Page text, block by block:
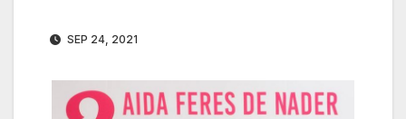
SEP 24, 2021